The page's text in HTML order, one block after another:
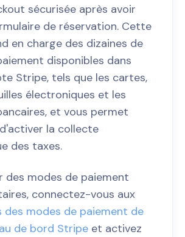
sécurisée après avoir
de réservation. Cette
en charge des dizaines de
disponibles dans
Stripe, tels que les cartes,
électroniques et les
et vous permet
la collecte
des taxes.
des modes de paiement
connectez-vous aux
des modes de paiement de
de bord Stripe et activez